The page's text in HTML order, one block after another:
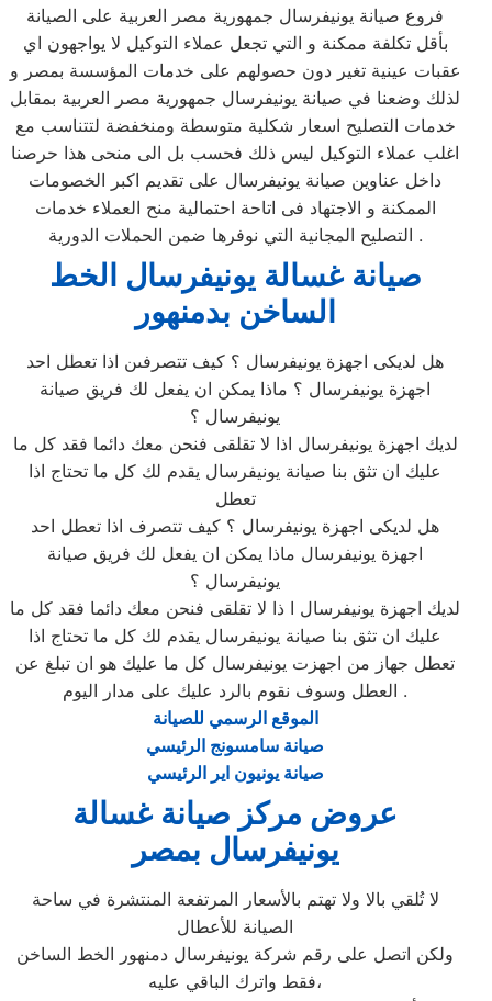
فروع صيانة يونيفرسال جمهورية مصر العربية على الصيانة
بأقل تكلفة ممكنة و التي تجعل عملاء التوكيل لا يواجهون اي
عقبات عينية تغير دون حصولهم على خدمات المؤسسة بمصر و
لذلك وضعنا في صيانة يونيفرسال جمهورية مصر العربية بمقابل
خدمات التصليح اسعار شكلية متوسطة ومنخفضة لتتناسب مع
اغلب عملاء التوكيل ليس ذلك فحسب بل الى منحى هذا حرصنا
داخل عناوين صيانة يونيفرسال على تقديم اكبر الخصومات
الممكنة و الاجتهاد فى اتاحة احتمالية منح العملاء خدمات
التصليح المجانية التي نوفرها ضمن الحملات الدورية .
صيانة غسالة يونيفرسال الخط
الساخن بدمنهور
هل لديكى اجهزة يونيفرسال ؟ كيف تتصرفىن اذا تعطل احد
اجهزة يونيفرسال ؟ ماذا يمكن ان يفعل لك فريق صيانة
يونيفرسال ؟
لديك اجهزة يونيفرسال اذا لا تقلقى فنحن معك دائما فقد كل ما
عليك ان تثق بنا صيانة يونيفرسال يقدم لك كل ما تحتاج اذا
تعطل
هل لديكى اجهزة يونيفرسال ؟ كيف تتصرف اذا تعطل احد
اجهزة يونيفرسال ماذا يمكن ان يفعل لك فريق صيانة
يونيفرسال ؟
لديك اجهزة يونيفرسال ا ذا لا تقلقى فنحن معك دائما فقد كل ما
عليك ان تثق بنا صيانة يونيفرسال يقدم لك كل ما تحتاج اذا
تعطل جهاز من اجهزت يونيفرسال كل ما عليك هو ان تبلغ عن
العطل وسوف نقوم بالرد عليك على مدار اليوم .
الموقع الرسمي للصيانة
صيانة سامسونج الرئيسي
صيانة يونيون اير الرئيسي
عروض مركز صيانة غسالة
يونيفرسال بمصر
لا تُلقي بالا ولا تهتم بالأسعار المرتفعة المنتشرة في ساحة
الصيانة للأعطال
ولكن اتصل على رقم شركة يونيفرسال دمنهور الخط الساخن
فقط واترك الباقي عليه،